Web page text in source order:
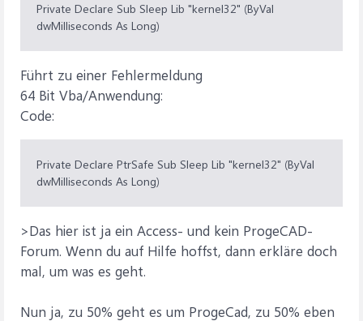
Private Declare Sub Sleep Lib "kernel32" (ByVal
dwMilliseconds As Long)
Führt zu einer Fehlermeldung
64 Bit Vba/Anwendung:
Code:
Private Declare PtrSafe Sub Sleep Lib "kernel32" (ByVal
dwMilliseconds As Long)
>Das hier ist ja ein Access- und kein ProgeCAD-
Forum. Wenn du auf Hilfe hoffst, dann erkläre doch
mal, um was es geht.
Nun ja, zu 50% geht es um ProgeCad, zu 50% eben